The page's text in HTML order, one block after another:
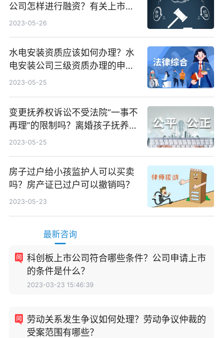
公司怎样进行融资？有关上市公
司是如何来进行资金重组的？
2023-05-26
水电安装资质应该如何办理？水
电安装公司三级资质办理的申报
条件是什么？
2023-05-25
变更抚养权诉讼不受法院“一事不
再理”的限制吗？离婚孩子抚养权
如何变更？
2023-05-25
房子过户给小孩监护人可以买卖
吗？房产证已过户可以撤销吗？
2023-05-23
最新咨询
科创板上市公司符合哪些条件？公司申请上市
的条件是什么？
2023-03-23 15:46:39
劳动关系发生争议如何处理？劳动争议仲裁的
受案范围有哪些？